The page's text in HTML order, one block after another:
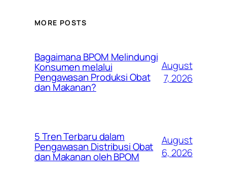
MORE POSTS
Bagaimana BPOM Melindungi
Konsumen melalui
Pengawasan Produksi Obat
dan Makanan?
August
7, 2026
5 Tren Terbaru dalam
Pengawasan Distribusi Obat
dan Makanan oleh BPOM
August
6, 2026